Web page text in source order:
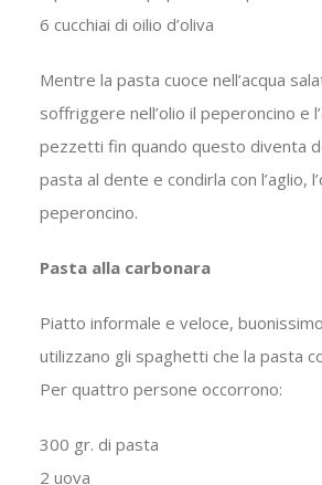
6 cucchiai di oilio d’oliva
Mentre la pasta cuoce nell’acqua
soffriggere nell’olio il peperoncino e
pezzetti fin quando questo diventa
pasta al dente e condirla con l’aglio,
peperoncino.
Pasta alla carbonara
Piatto informale e veloce,
utilizzano gli spaghetti che la pasta
Per quattro persone occorrono:
300 gr. di pasta
2 uova